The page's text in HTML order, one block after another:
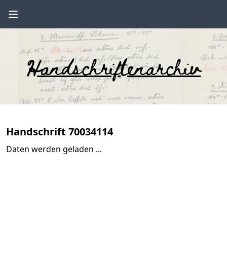
Handschriftenarchiv
Handschrift 70034114
Daten werden geladen ...